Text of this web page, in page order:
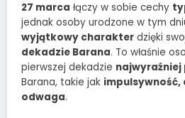
27 marca łączy w sobie cechy
jednak osoby urodzone w tym
wyjątkowy charakter dzięki
dekadzie Barana. To właśnie
pierwszej dekadzie
Barana, takie jak impulsywność,
odwaga.